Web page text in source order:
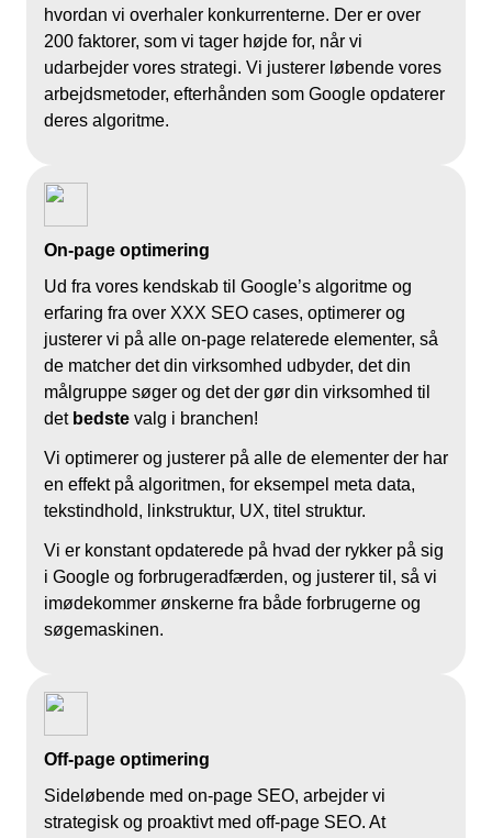
hvordan vi overhaler konkurrenterne. Der er over
200 faktorer, som vi tager højde for, når vi
udarbejder vores strategi. Vi justerer løbende vores
arbejdsmetoder, efterhånden som Google opdaterer
deres algoritme.
On-page optimering
Ud fra vores kendskab til Google’s algoritme og
erfaring fra over XXX SEO cases, optimerer og
justerer vi på alle on-page relaterede elementer, så
de matcher det din virksomhed udbyder, det din
målgruppe søger og det der gør din virksomhed til
det bedste valg i branchen!
Vi optimerer og justerer på alle de elementer der har
en effekt på algoritmen, for eksempel meta data,
tekstindhold, linkstruktur, UX, titel struktur.
Vi er konstant opdaterede på hvad der rykker på sig
i Google og forbrugeradfærden, og justerer til, så vi
imødekommer ønskerne fra både forbrugerne og
søgemaskinen.
Off-page optimering
Sideløbende med on-page SEO, arbejder vi
strategisk og proaktivt med off-page SEO. At